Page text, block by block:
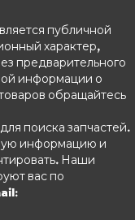
публичной
характер,
предварительного
информации о
обращайтесь
поиска запчастей.
информацию и
Наши
вас по